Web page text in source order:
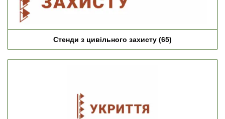
Стенди з цивільного захисту (65)